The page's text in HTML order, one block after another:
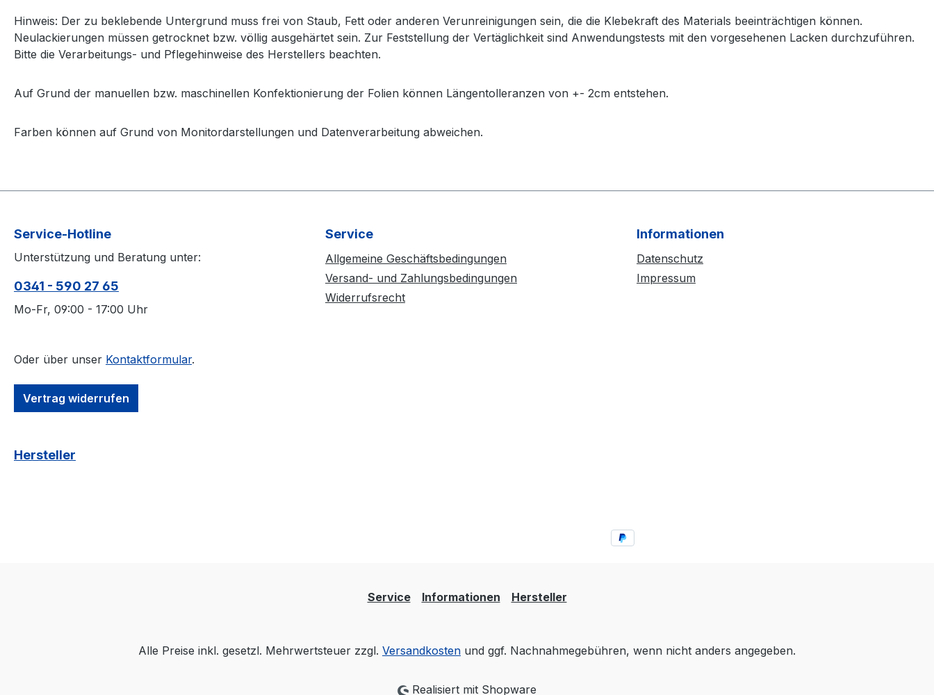
Hinweis: Der zu beklebende Untergrund muss frei von Staub, Fett oder anderen Verunreinigungen sein, die die Klebekraft des Materials beeinträchtigen können.
Neulackierungen müssen getrocknet bzw. völlig ausgehärtet sein. Zur Feststellung der Vertäglichkeit sind Anwendungstests mit den vorgesehenen Lacken durchzuführen.
Bitte die Verarbeitungs- und Pflegehinweise des Herstellers beachten.
Auf Grund der manuellen bzw. maschinellen Konfektionierung der Folien können Längentolleranzen von +- 2cm entstehen.
Farben können auf Grund von Monitordarstellungen und Datenverarbeitung abweichen.
Service-Hotline
Unterstützung und Beratung unter:
0341 - 590 27 65
Mo-Fr, 09:00 - 17:00 Uhr
Oder über unser Kontaktformular.
Vertrag widerrufen
Service
Allgemeine Geschäftsbedingungen
Versand- und Zahlungsbedingungen
Widerrufsrecht
Informationen
Datenschutz
Impressum
Hersteller
Service Informationen Hersteller
Alle Preise inkl. gesetzl. Mehrwertsteuer zzgl. Versandkosten und ggf. Nachnahmegebühren, wenn nicht anders angegeben.
Realisiert mit Shopware